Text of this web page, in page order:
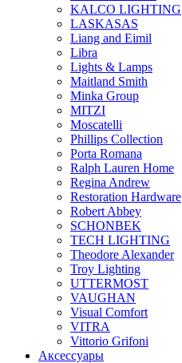
KALCO LIGHTING
LASKASAS
Liang and Eimil
Libra
Lights & Lamps
Maitland Smith
Minka Group
MITZI
Moscatelli
Phillips Collection
Porta Romana
Ralph Lauren Home
Regina Andrew
Restoration Hardware
Robert Abbey
SCHONBEK
TECH LIGHTING
Theodore Alexander
Troy Lighting
UTTERMOST
VAUGHAN
Visual Comfort
VITRA
Vittorio Grifoni
Аксессуары